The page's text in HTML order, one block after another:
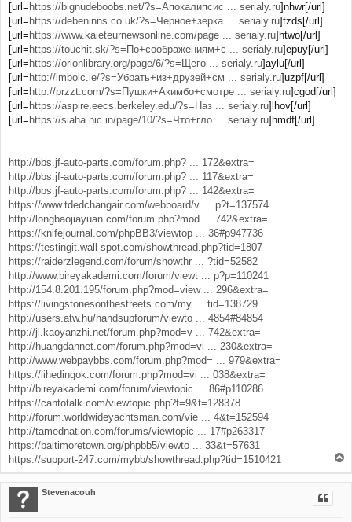
[url= https://bignudeboobs.net/?s=Апокалипсис ... serialy.ru]nhwr[/url]
[url= https://debeninns.co.uk/?s=Черное+зерка ... serialy.ru]tzds[/url]
[url= https://www.kaieteurnewsonline.com/page ... serialy.ru]htwo[/url]
[url= https://touchit.sk/?s=По+соображениям+с ... serialy.ru]epuy[/url]
[url= https://orionlibrary.org/page/6/?s=Щего ... serialy.ru]aylu[/url]
[url= http://imbolc.ie/?s=Убрать+из+друзей+см ... serialy.ru]uzpf[/url]
[url= http://przzt.com/?s=Пушки+Акимбо+смотре ... serialy.ru]cgod[/url]
[url= https://aspire.eecs.berkeley.edu/?s=Наз ... serialy.ru]lhov[/url]
[url= https://siaha.nic.in/page/10/?s=Что+гло ... serialy.ru]hmdf[/url]
http://bbs.jf-auto-parts.com/forum.php? ... 172&extra=
http://bbs.jf-auto-parts.com/forum.php? ... 117&extra=
http://bbs.jf-auto-parts.com/forum.php? ... 142&extra=
https://www.tdedchangair.com/webboard/v ... p?t=137574
http://longbaojiayuan.com/forum.php?mod ... 742&extra=
https://knifejournal.com/phpBB3/viewtop ... 36#p947736
https://testingit.wall-spot.com/showthread.php?tid=1807
https://raiderzlegend.com/forum/showthr ... ?tid=52582
http://www.bireyakademi.com/forum/viewt ... p?p=110241
http://154.8.201.195/forum.php?mod=view ... 296&extra=
https://livingstonesonthestreets.com/my ... tid=138729
http://users.atw.hu/handsupforum/viewto ... 4854#84854
http://jl.kaoyanzhi.net/forum.php?mod=v ... 742&extra=
http://huangdannet.com/forum.php?mod=vi ... 230&extra=
http://www.webpaybbs.com/forum.php?mod= ... 979&extra=
https://lihedingok.com/forum.php?mod=vi ... 038&extra=
http://bireyakademi.com/forum/viewtopic ... 86#p110286
https://cantotalk.com/viewtopic.php?f=9&t=128378
http://forum.worldwideyachtsman.com/vie ... 4&t=152594
http://tamednation.com/forums/viewtopic ... 17#p263317
https://baltimoretown.org/phpbb5/viewto ... 33&t=57631
https://support-247.com/mybb/showthread.php?tid=1510421
o
p
Stevenacouh